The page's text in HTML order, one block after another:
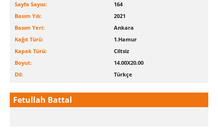
Sayfa Sayısı:
164
Basım Yılı:
2021
Basım Yeri:
Ankara
Kağıt Türü:
1.Hamur
Kapak Türü:
Ciltsiz
Boyut:
14.00X20.00
Dil:
Türkçe
Fetullah Battal